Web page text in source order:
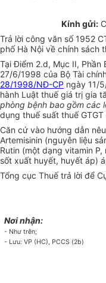
Kính gửi:
Trả lời công văn số 1952
phố Hà Nội về chính sách
Tại Điểm 2.d, Mục II, Phần
27/6/1998 của Bộ Tài
28/1998/NĐ-CP ngày 11/
hành Luật thuế giá trị gia
phòng bệnh bao gồm các
dụng thuế suất thuế GTGT
Căn cứ vào hướng dẫn
Artemisinin (nguyên liệu
Rutin (một dạng vitamin
sốt xuất huyết, huyết áp)
Tổng cục Thuế trả lời để
Nơi nhận:
- Như trên;
- Lưu: VP (HC), PCCS (2b)